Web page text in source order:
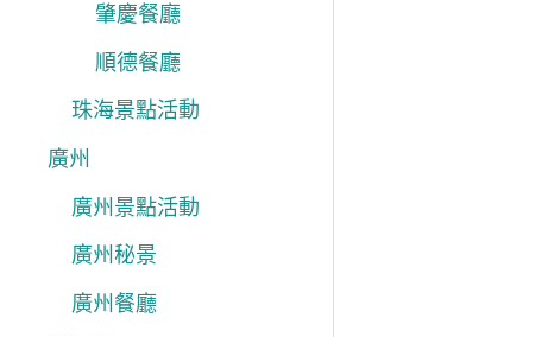
肇慶餐廳
順德餐廳
珠海景點活動
廣州
廣州景點活動
廣州秘景
廣州餐廳